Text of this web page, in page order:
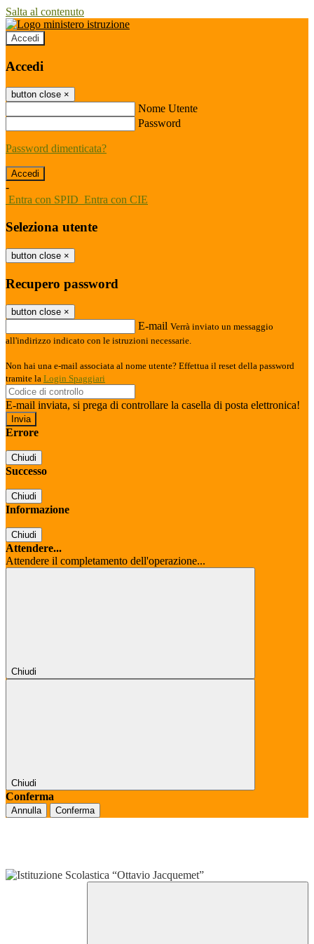
Salta al contenuto
Accedi
Accedi
button close ×
Nome Utente
Password
Password dimenticata?
-
Entra con SPID Entra con CIE
Seleziona utente
button close ×
Recupero password
button close ×
E-mail Verrà inviato un messaggio
all'indirizzo indicato con le istruzioni necessarie.
Non hai una e-mail associata al nome utente? Effettua il reset della password
tramite la Login Spaggiari
E-mail inviata, si prega di controllare la casella di posta elettronica!
Errore
Chiudi
Successo
Chiudi
Informazione
Chiudi
Attendere...
Attendere il completamento dell'operazione...
Chiudi
Chiudi
Conferma
Annulla Conferma